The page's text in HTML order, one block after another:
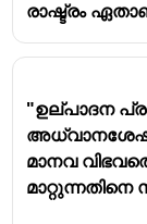
laissez-
രാഷ്ട്രം
"ഉല്പാദന
മാനവ